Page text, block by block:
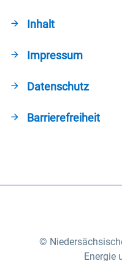
Inhalt
Impressum
Datenschutz
Barrierefreiheit
Energie